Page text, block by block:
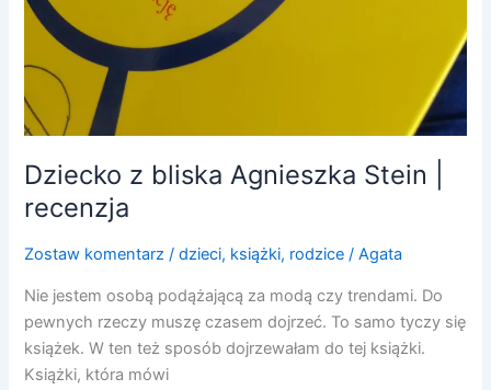
Dziecko z bliska Agnieszka Stein |
recenzja
Zostaw komentarz /dzieci, książki, rodzice /Agata
Nie jestem osobą podążającą za modą czy trendami. Do
pewnych rzeczy muszę czasem dojrzeć. To samo tyczy się
książek. W ten też sposób dojrzewałam do tej książki.
Książki, która mówi